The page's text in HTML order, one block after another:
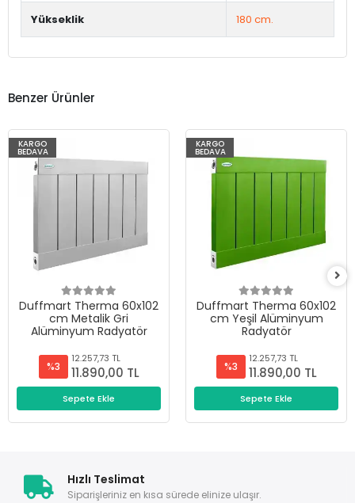
Yükseklik 180 cm.
Benzer Ürünler
KARGO
BEDAVA
Duffmart Therma 60x102
cm Metalik Gri
Alüminyum Radyatör
%3
12.257,73 TL
11.890,00 TL
Sepete Ekle
KARGO
BEDAVA
Duffmart Therma 60x102
cm Yeşil Alüminyum
Radyatör
%3
12.257,73 TL
11.890,00 TL
Sepete Ekle
Hızlı Teslimat
Siparişleriniz en kısa sürede elinize ulaşır.